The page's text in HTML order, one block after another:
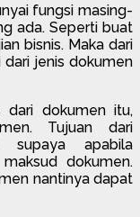
fungsi masing-
ada. Seperti buat
bisnis. Maka dari
jenis dokumen
dari dokumen itu,
Tujuan dari
supaya apabila
dokumen.
nantinya dapat